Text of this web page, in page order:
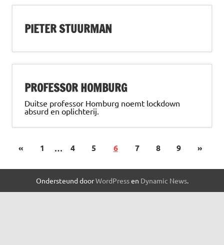
PIETER STUURMAN
PROFESSOR HOMBURG
Duitse professor Homburg noemt lockdown
absurd en oplichterij.
« 1 … 4 5 6 7 8 9 »
Ondersteund doorWordPressen Dynamic News.